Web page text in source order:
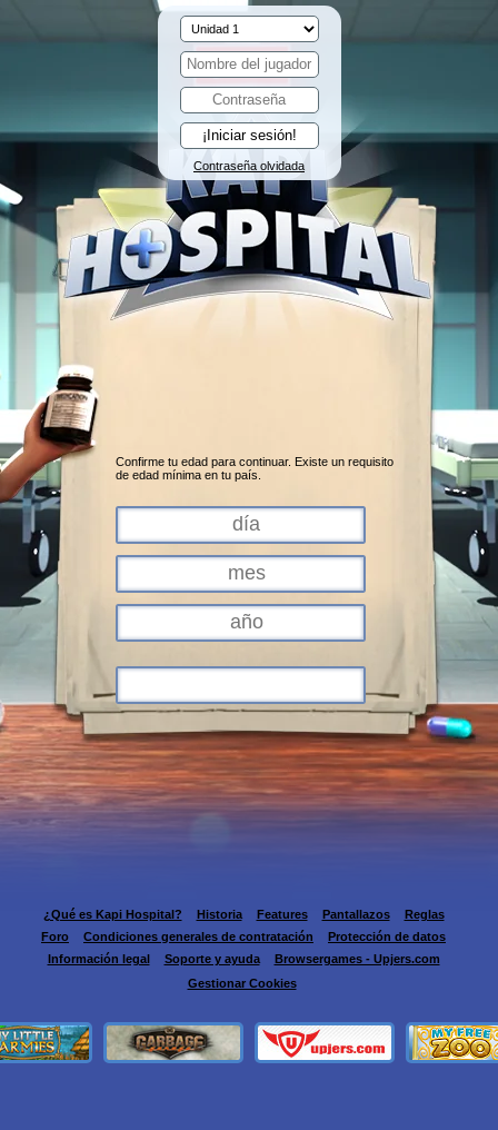
Contraseña olvidada
Confirme tu edad para continuar. Existe un requisito
de edad mínima en tu país.
¿Qué es Kapi Hospital? Historia Features Pantallazos
Reglas
Foro
Condiciones generales de contratación
Protección de datos
Información legal
Soporte y ayuda
Browsergames - Upjers.com
Gestionar Cookies